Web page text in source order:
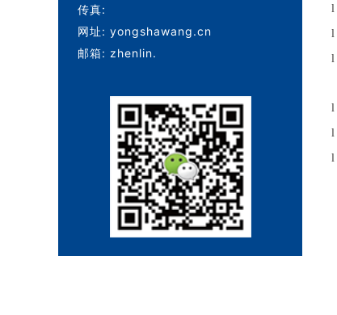
传真:
网址: yongshawang.cn
邮箱: zhenlin.
l
l
l
l
l
l